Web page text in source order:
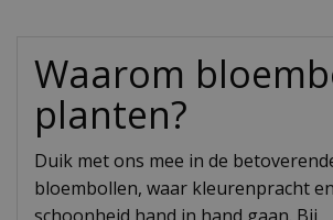
Waarom
planten?
Duik met ons mee in de
bloembollen, waar kleurenpracht